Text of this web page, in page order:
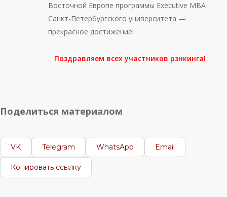
Восточной Европе программы Executive MBA
Санкт-Петербургского университета —
прекрасное достижение!
Поздравляем всех участников рэнкинга!
Поделиться материалом
VK Telegram WhatsApp Email
Копировать ссылку